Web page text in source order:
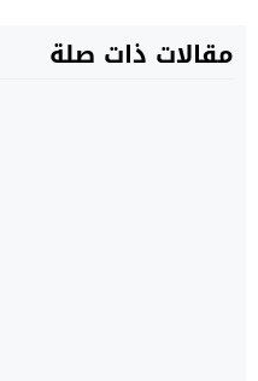
مقالات ذات صلة